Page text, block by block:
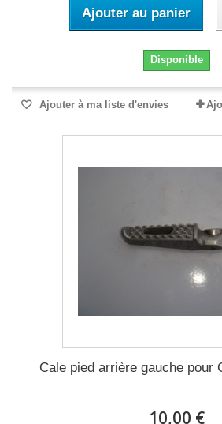
Ajouter au panier
Disponible
Ajouter à ma liste d'envies
Cale pied arrière gauche pour
10,00 €